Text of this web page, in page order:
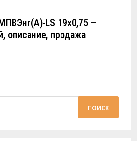
LS 19х0,75 —
описание, продажа